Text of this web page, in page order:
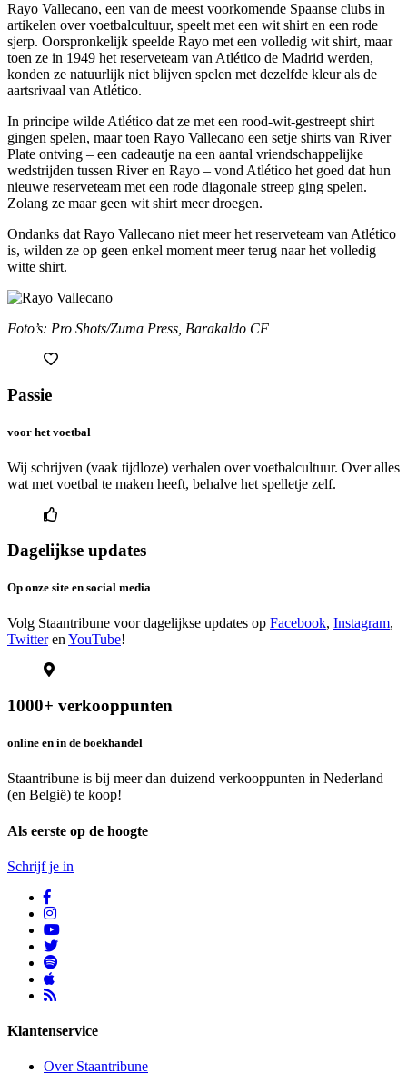
Rayo Vallecano, een van de meest voorkomende Spaanse clubs in
artikelen over voetbalcultuur, speelt met een wit shirt en een rode
sjerp. Oorspronkelijk speelde Rayo met een volledig wit shirt, maar
toen ze in 1949 het reserveteam van Atlético de Madrid werden,
konden ze natuurlijk niet blijven spelen met dezelfde kleur als de
aartsrivaal van Atlético.
In principe wilde Atlético dat ze met een rood-wit-gestreept shirt
gingen spelen, maar toen Rayo Vallecano een setje shirts van River
Plate ontving – een cadeautje na een aantal vriendschappelijke
wedstrijden tussen River en Rayo – vond Atlético het goed dat hun
nieuwe reserveteam met een rode diagonale streep ging spelen.
Zolang ze maar geen wit shirt meer droegen.
Ondanks dat Rayo Vallecano niet meer het reserveteam van Atlético
is, wilden ze op geen enkel moment meer terug naar het volledig
witte shirt.
Foto’s: Pro Shots/Zuma Press, Barakaldo CF
Passie
voor het voetbal
Wij schrijven (vaak tijdloze) verhalen over voetbalcultuur. Over alles
wat met voetbal te maken heeft, behalve het spelletje zelf.
Dagelijkse updates
Op onze site en social media
Volg Staantribune voor dagelijkse updates op Facebook, Instagram,
Twitteren YouTube!
1000+ verkooppunten
online en in de boekhandel
Staantribune is bij meer dan duizend verkooppunten in Nederland
(en België) te koop!
Als eerste op de hoogte
Schrijf je in
Klantenservice
Over Staantribune